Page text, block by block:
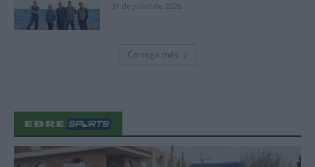
31 de juliol de 2026
Carrega més